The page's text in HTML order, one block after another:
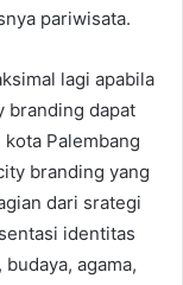
pariwisata.
lagi apabila
branding dapat
Palembang
branding yang
dari srategi
identitas
agama,